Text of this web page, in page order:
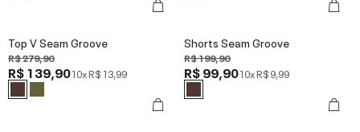
Top V Seam Groove
R$ 279,90
R$ 139,9010xR$ 13,99
Shorts Seam Groove
R$ 199,90
R$ 99,9010xR$ 9,99